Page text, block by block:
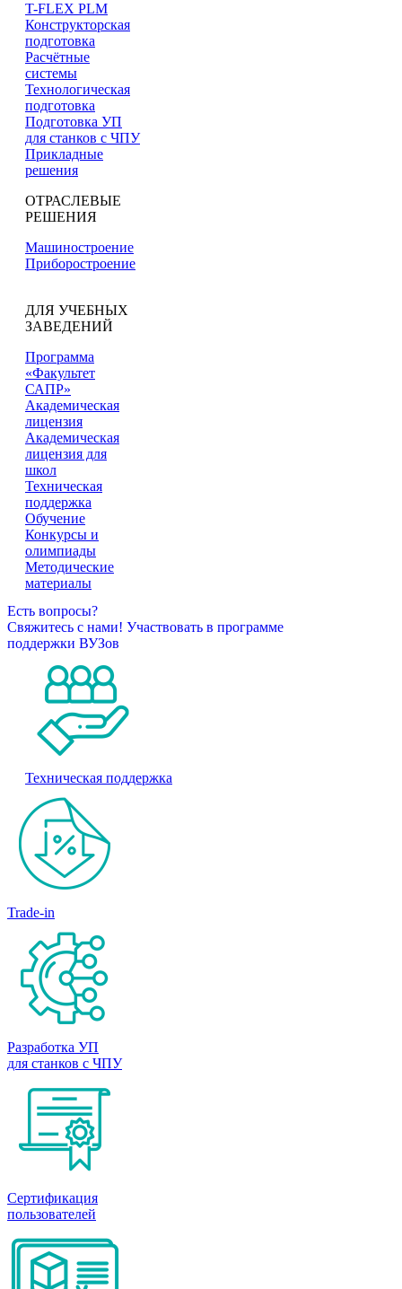
T-FLEX PLM
Конструкторская
подготовка
Расчётные
системы
Технологическая
подготовка
Подготовка УП
для станков с ЧПУ
Прикладные
решения
ОТРАСЛЕВЫЕ
РЕШЕНИЯ
Машиностроение
Приборостроение
ДЛЯ УЧЕБНЫХ
ЗАВЕДЕНИЙ
Программа
«Факультет
САПР»
Академическая
лицензия
Академическая
лицензия для
школ
Техническая
поддержка
Обучение
Конкурсы и
олимпиады
Методические
материалы
Есть вопросы?
Свяжитесь с нами! Участвовать в программе
поддержки ВУЗов
Техническая поддержка
Trade-in
Разработка УП
для станков с ЧПУ
Сертификация
пользователей